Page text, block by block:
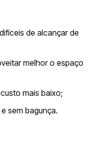
de alcançar de
melhor o espaço
mais baixo;
sem bagunça.